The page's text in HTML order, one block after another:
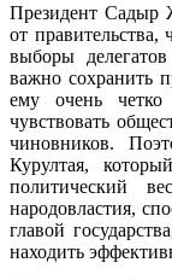
Президент Садыр
от
выборы
важно сохранить
ему очень
чувствовать
чиновников.
Курултая,
политический
народовластия,
главой
находить